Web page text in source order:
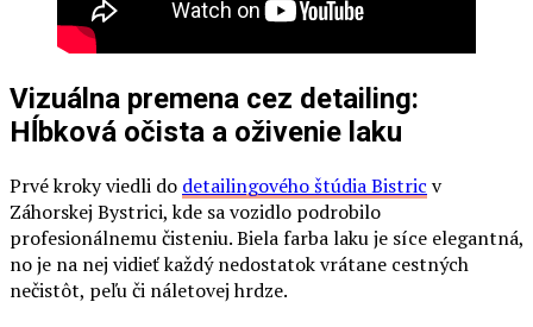
Vizuálna premena cez detailing:
Hĺbková očista a oživenie laku
Prvé kroky viedli do detailingového štúdia Bistric v
Záhorskej Bystrici, kde sa vozidlo podrobilo
profesionálnemu čisteniu. Biela farba laku je síce elegantná,
no je na nej vidieť každý nedostatok vrátane cestných
nečistôt, peľu či náletovej hrdze.